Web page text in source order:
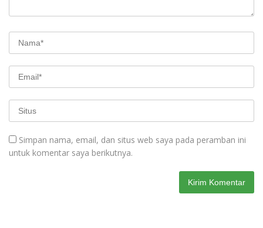
Simpan nama, email, dan situs web saya pada peramban ini
untuk komentar saya berikutnya.